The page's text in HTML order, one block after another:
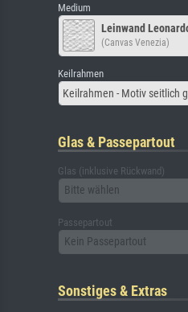
Medium
Leinwand
(Canvas Venezia)
Keilrahmen
Keilrahmen - Motiv seitlich
Glas & Passepartout
Glas (inklusive Rückwand)
Bitte wählen
Passepartout
Kein Passepartout
Sonstiges & Extras